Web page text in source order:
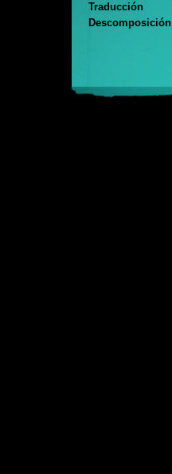
Traducción
Descomposición